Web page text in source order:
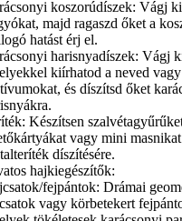
koszorúdíszek: Vágj
majd ragaszd őket a
hatást érj el.
harisnyadíszek: Vágj
kiírhatod a neved
és díszítsd őket
Készítsen
vagy mini
díszítésére.
hajkiegészítők:
fejpántok: Drámai
vagy körbetekert